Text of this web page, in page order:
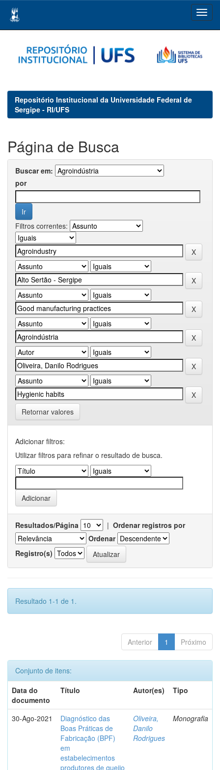
navigation
Repositório Institucional da Universidade Federal de
Sergipe - RI/UFS
Página de Busca
Buscar em:
por
Filtros correntes:
Retornar valores
Adicionar filtros:
Utilizar filtros para refinar o resultado de busca.
Resultados/Página | Ordenar registros por
Ordenar
Registro(s)
Resultado 1-1 de 1.
Anterior 1 Próximo
Conjunto de itens:
Data do
documento
Título Autor(es) Tipo
30-Ago-2021
Diagnóstico das
Boas Práticas de
Fabricação (BPF)
em
estabelecimentos
produtores de queijo
Oliveira,
Danilo
Rodrigues
Monografia